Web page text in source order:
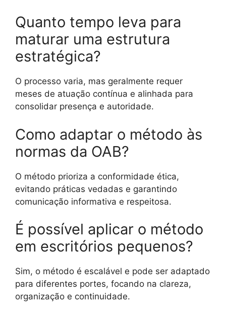
Quanto tempo leva para
maturar uma estrutura
estratégica?
O processo varia, mas geralmente requer
meses de atuação contínua e alinhada para
consolidar presença e autoridade.
Como adaptar o método às
normas da OAB?
O método prioriza a conformidade ética,
evitando práticas vedadas e garantindo
comunicação informativa e respeitosa.
É possível aplicar o método
em escritórios pequenos?
Sim, o método é escalável e pode ser adaptado
para diferentes portes, focando na clareza,
organização e continuidade.